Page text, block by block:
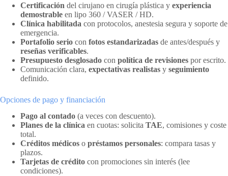
Certificación del cirujano en cirugía plástica y experiencia
demostrable en lipo 360 / VASER / HD.
Clínica habilitada con protocolos, anestesia segura y soporte de
emergencia.
Portafolio serio con fotos estandarizadas de antes/después y
reseñas verificables.
Presupuesto desglosado con política de revisiones por escrito.
Comunicación clara, expectativas realistas y seguimiento
definido.
Opciones de pago y financiación
Pago al contado (a veces con descuento).
Planes de la clínica en cuotas: solicita TAE, comisiones y coste
total.
Créditos médicos o préstamos personales: compara tasas y
plazos.
Tarjetas de crédito con promociones sin interés (lee
condiciones).